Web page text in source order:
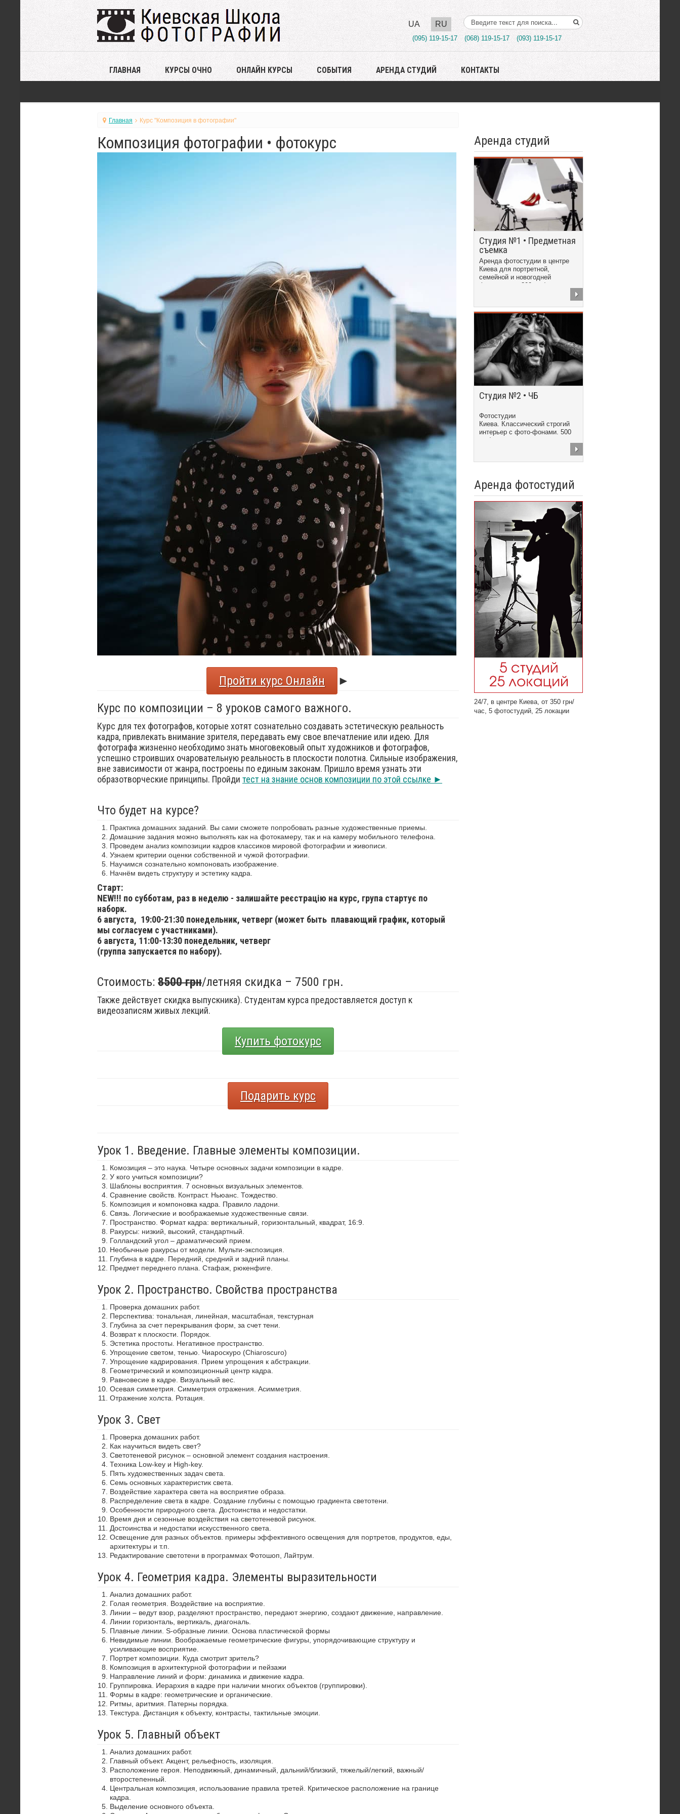
UA RU Поиск..
(095) 119-15-17 (068) 119-15-17 (093) 119-15-17
ГЛАВНАЯ КУРСЫ ОЧНО ОНЛАЙН КУРСЫ СОБЫТИЯ АРЕНДА СТУДИЙ КОНТАКТЫ
Главная Курс "Композиция в фотографии"
Композиция фотографии • фотокурс
Пройти курс Онлайн
►
Курс по композиции – 8 уроков самого важного.
Курс для тех фотографов, которые хотят сознательно создавать эстетическую реальность
кадра, привлекать внимание зрителя, передавать ему свое впечатление или идею. Для
фотографа жизненно необходимо знать многовековый опыт художников и фотографов,
успешно строивших очаровательную реальность в плоскости полотна. Сильные изображения,
вне зависимости от жанра, построены по единым законам. Пришло время узнать эти
образотворческие принципы. Пройди тест на знание основ композиции по этой ссылке ►
Что будет на курсе?
Практика домашних заданий. Вы сами сможете попробовать разные художественные приемы.
Домашние задания можно выполнять как на фотокамеру, так и на камеру мобильного телефона.
Проведем анализ композиции кадров классиков мировой фотографии и живописи.
Узнаем критерии оценки собственной и чужой фотографии.
Научимся сознательно компоновать изображение.
Начнём видеть структуру и эстетику кадра.
Старт:
NEW!!! по субботам, раз в неделю - залишайте реєстрацію на курс, група стартує по
наборк.
6 августа, 19:00-21:30 понедельник, четверг (может быть плавающий график, который
мы согласуем с участниками).
6 августа, 11:00-13:30 понедельник, четверг
(группа запускается по набору).
Стоимость: 8500 грн/летняя скидка – 7500 грн.
Также действует скидка выпускника). Студентам курса предоставляется доступ к
видеозаписям живых лекций.
Купить фотокурс
Подарить курс
Урок 1. Введение. Главные элементы композиции.
Комозиция – это наука. Четыре основных задачи композиции в кадре.
У кого учиться композиции?
Шаблоны восприятия. 7 основных визуальных элементов.
Сравнение свойств. Контраст. Ньюанс. Тождество.
Композиция и компоновка кадра. Правило ладони.
Связь. Логические и воображаемые художественные связи.
Пространство. Формат кадра: вертикальный, горизонтальный, квадрат, 16:9.
Ракурсы: низкий, высокий, стандартный.
Голландский угол – драматический прием.
Необычные ракурсы от модели. Мульти-экспозиция.
Глубина в кадре. Передний, средний и задний планы.
Предмет переднего плана. Стафаж, рюкенфиге.
Урок 2. Пространство. Свойства пространства
Проверка домашних работ.
Перспектива: тональная, линейная, масштабная, текстурная
Глубина за счет перекрывания форм, за счет тени.
Возврат к плоскости. Порядок.
Эстетика простоты. Негативное пространство.
Упрощение светом, тенью. Чиароскуро (Chiaroscuro)
Упрощение кадрирования. Прием упрощения к абстракции.
Геометрический и композиционный центр кадра.
Равновесие в кадре. Визуальный вес.
Осевая симметрия. Симметрия отражения. Асимметрия.
Отражение холста. Ротация.
Урок 3. Свет
Проверка домашних работ.
Как научиться видеть свет?
Светотеневой рисунок – основной элемент создания настроения.
Техника Low-key и High-key.
Пять художественных задач света.
Семь основных характеристик света.
Воздействие характера света на восприятие образа.
Распределение света в кадре. Создание глубины с помощью градиента светотени.
Особенности природного света. Достоинства и недостатки.
Время дня и сезонные воздействия на светотеневой рисунок.
Достоинства и недостатки искусственного света.
Освещение для разных объектов. примеры эффективного освещения для портретов, продуктов, еды,
архитектуры и т.п.
Редактирование светотени в программах Фотошоп, Лайтрум.
Урок 4. Геометрия кадра. Элементы выразительности
Анализ домашних работ.
Голая геометрия. Воздействие на восприятие.
Линии – ведут взор, разделяют пространство, передают энергию, создают движение, направление.
Линии горизонталь, вертикаль, диагональ.
Плавные линии. S-образные линии. Основа пластической формы
Невидимые линии. Воображаемые геометрические фигуры, упорядочивающие структуру и
усиливающие восприятие.
Портрет композиции. Куда смотрит зритель?
Композиция в архитектурной фотографии и пейзажи
Направление линий и форм: динамика и движение кадра.
Группировка. Иерархия в кадре при наличии многих объектов (группировки).
Формы в кадре: геометрические и органические.
Ритмы, аритмия. Патерны порядка.
Текстура. Дистанция к объекту, контрасты, тактильные эмоции.
Урок 5. Главный объект
Анализ домашних работ.
Главный объект. Акцент, рельефность, изоляция.
Расположение героя. Неподвижный, динамичный, дальний/близкий, тяжелый/легкий, важный/
второстепенный.
Центральная композиция, использование правила третей. Критическое расположение на границе
кадра.
Выделение основного объекта.
Аренда студий
Студия №1 • Предметная
съемка
Аренда фотостудии в центре
Киева для портретной,
семейной и новогодней
фотосъемки. 300 грн/час
Студия №2 • ЧБ
Фотостудии
Киева. Классический строгий
интерьер с фото-фонами. 500
грн/час
Аренда фотостудий
24/7, в центре Киева, от 350 грн/
час, 5 фотостудий, 25 локации